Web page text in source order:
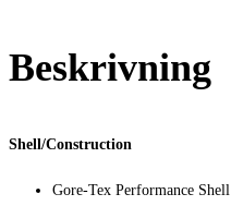
Beskrivning
Shell/Construction
Gore-Tex Performance Shell